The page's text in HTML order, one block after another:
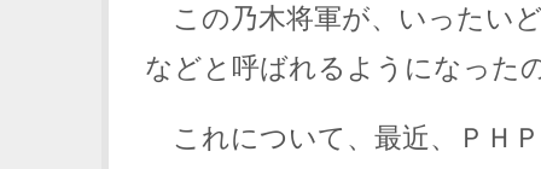
この乃木将軍が、いったい
などと呼ばれるようになった
これについて、最近、ＰＨ